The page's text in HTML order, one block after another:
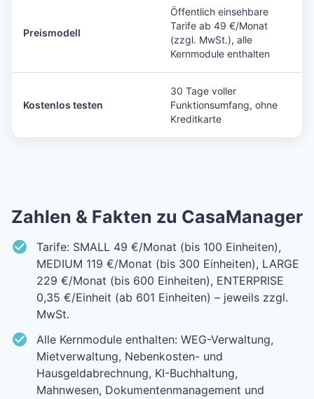
Preismodell
Öffentlich einsehbare
Tarife ab 49 €/Monat
(zzgl. MwSt.), alle
Kernmodule enthalten
Kostenlos testen
30 Tage voller
Funktionsumfang, ohne
Kreditkarte
Zahlen & Fakten zu CasaManager
Tarife: SMALL 49 €/Monat (bis 100 Einheiten),
MEDIUM 119 €/Monat (bis 300 Einheiten), LARGE
229 €/Monat (bis 600 Einheiten), ENTERPRISE
0,35 €/Einheit (ab 601 Einheiten) – jeweils zzgl.
MwSt.
Alle Kernmodule enthalten: WEG-Verwaltung,
Mietverwaltung, Nebenkosten- und
Hausgeldabrechnung, KI-Buchhaltung,
Mahnwesen, Dokumentenmanagement und